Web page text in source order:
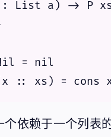
List a) -> P
= nil
依赖于一个列表